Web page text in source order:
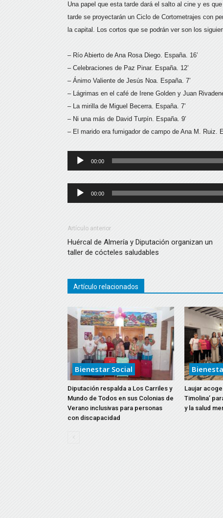
Una papel que esta tarde dará el salto al cine y es
tarde se proyectarán un Ciclo de Cortometrajes con
la capital. Los cortos que se podrán ver son los
– Río Abierto de Ana Rosa Diego. España. 16’
– Celebraciones de Paz Pinar. España. 12’
– Ánimo Valiente de Jesús Noa. España. 7’
– Lágrimas en el café de Irene Golden y Juan
– La mirilla de Miguel Becerra. España. 7’
– Ni una más de David Turpín. España. 9’
– El marido era fumigador de campo de Ana M. Ruiz.
Reproductor
de
audio
00:00
Reproductor
de
00:00
Artículo anterior
Huércal de Almería y Diputación organizan un
taller de cócteles saludables
Artículo relacionados
Bienestar Social
Diputación respalda a Los Carriles y
Mundo de Todos en sus Colonias de
Verano inclusivas para personas
con discapacidad
Laujar acoge
Timolina’
y la salud